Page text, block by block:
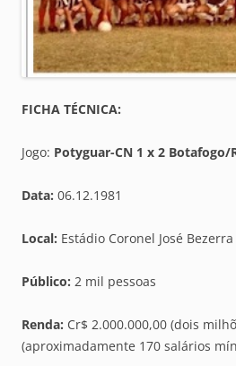
FICHA TÉCNICA:
Jogo: Potyguar-CN 1 x 2 Botafogo/
Data: 06.12.1981
Local: Estádio Coronel José Bezerra
Público: 2 mil pessoas
Renda: Cr$ 2.000.000,00 (dois
(aproximadamente 170 salários